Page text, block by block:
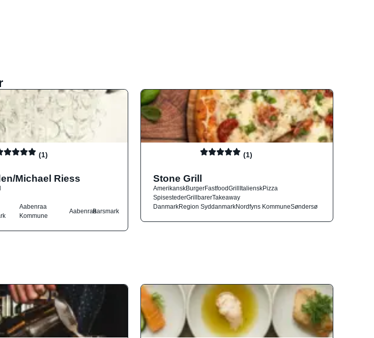
(1)
Michael Riess
Aabenraa
Kommune
AabenraaBarsmark
(1)
Stone Grill
AmerikanskBurgerFastfoodGrillItalienskPizza
SpisestederGrillbarerTakeaway
DanmarkRegion SyddanmarkNordfyns KommuneSøndersø